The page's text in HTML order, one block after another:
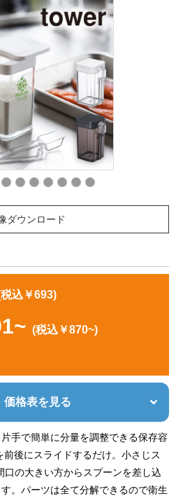
ダウンロード
込￥693)
(税込￥870~)
価格表を見る
手で簡単に分量を調整できる保存容
後にスライドするだけ。小さじス
口の大きい方からスプーンを差し込
。パーツは全て分解できるので衛生